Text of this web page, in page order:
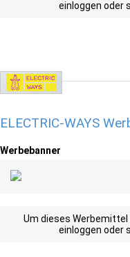
einloggen oder
ELECTRIC-WAYS
Werbebanner
Um dieses
einloggen oder